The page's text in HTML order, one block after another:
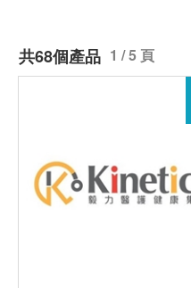
共68個產品 1 / 5 頁